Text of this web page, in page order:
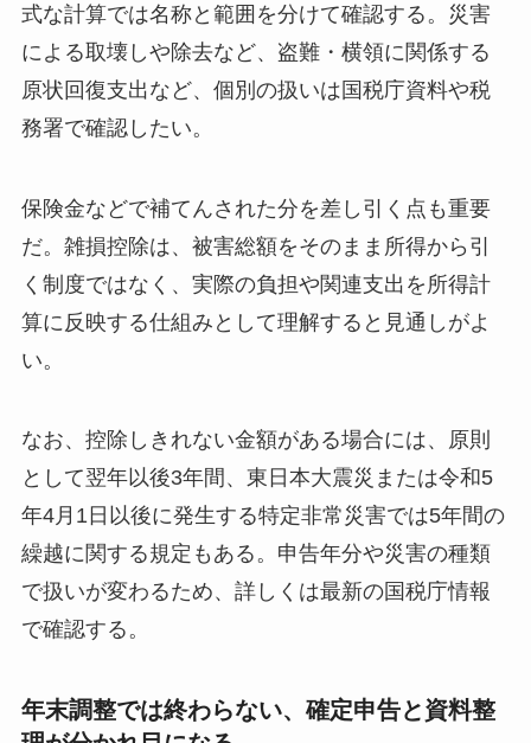
式な計算では名称と範囲を分けて確認する。災害
による取壊しや除去など、盗難・横領に関係する
原状回復支出など、個別の扱いは国税庁資料や税
務署で確認したい。
保険金などで補てんされた分を差し引く点も重要
だ。雑損控除は、被害総額をそのまま所得から引
く制度ではなく、実際の負担や関連支出を所得計
算に反映する仕組みとして理解すると見通しがよ
い。
なお、控除しきれない金額がある場合には、原則
として翌年以後3年間、東日本大震災または令和5
年4月1日以後に発生する特定非常災害では5年間の
繰越に関する規定もある。申告年分や災害の種類
で扱いが変わるため、詳しくは最新の国税庁情報
で確認する。
年末調整では終わらない、確定申告と資料整